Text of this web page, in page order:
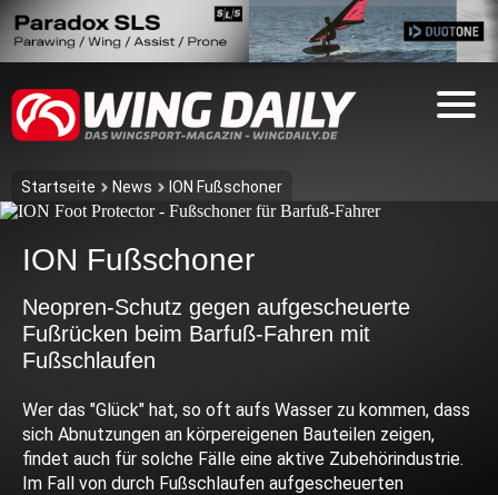
Startseite News ION Fußschoner
ION Fußschoner
Neopren-Schutz gegen aufgescheuerte
Fußrücken beim Barfuß-Fahren mit
Fußschlaufen
Wer das "Glück" hat, so oft aufs Wasser zu kommen, dass
sich Abnutzungen an körpereigenen Bauteilen zeigen,
findet auch für solche Fälle eine aktive Zubehörindustrie.
Im Fall von durch Fußschlaufen aufgescheuerten